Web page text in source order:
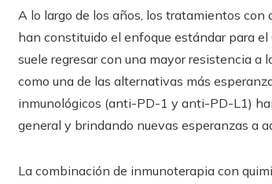
A lo largo de los años, los tratamientos
han constituido el enfoque estándar para el
suele regresar con una mayor resistencia a
como una de las alternativas más
inmunológicos (anti-PD-1 y anti-PD-L1)
general y brindando nuevas esperanzas a
La combinación de inmunoterapia con